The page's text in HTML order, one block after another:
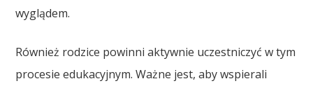
wyglądem.
Również rodzice powinni aktywnie uczestniczyć w tym
procesie edukacyjnym. Ważne jest, aby wspierali